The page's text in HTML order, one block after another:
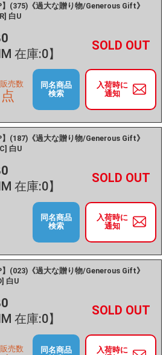
】(375)《過大な贈り物/Generous Gift》
白U
在庫:0】
－ +
入荷時に
通知
売数
同名商品
検索
】(187)《過大な贈り物/Generous Gift》
白U
在庫:0】
－ +
入荷時に
通知
同名商品
検索
】(023)《過大な贈り物/Generous Gift》
白U
在庫:0】
－ +
入荷時に
売数
同名商品